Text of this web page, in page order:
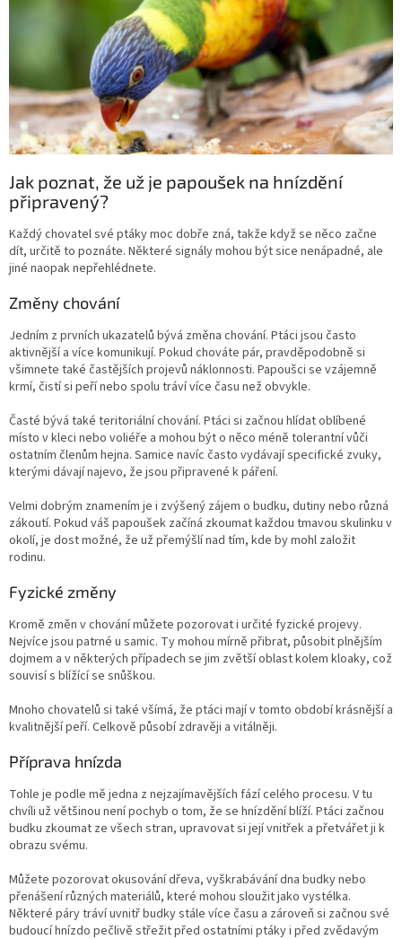
Jak poznat, že už je papoušek na hnízdění
připravený?
Každý chovatel své ptáky moc dobře zná, takže když se něco začne
dít, určitě to poznáte. Některé signály mohou být sice nenápadné, ale
jiné naopak nepřehlédnete.
Změny chování
Jedním z prvních ukazatelů bývá změna chování. Ptáci jsou často
aktivnější a více komunikují. Pokud chováte pár, pravděpodobně si
všimnete také častějších projevů náklonnosti. Papoušci se vzájemně
krmí, čistí si peří nebo spolu tráví více času než obvykle.
Časté bývá také teritoriální chování. Ptáci si začnou hlídat oblíbené
místo v kleci nebo voliéře a mohou být o něco méně tolerantní vůči
ostatním členům hejna. Samice navíc často vydávají specifické zvuky,
kterými dávají najevo, že jsou připravené k páření.
Velmi dobrým znamením je i zvýšený zájem o budku, dutiny nebo různá
zákoutí. Pokud váš papoušek začíná zkoumat každou tmavou skulinku v
okolí, je dost možné, že už přemýšlí nad tím, kde by mohl založit
rodinu.
Fyzické změny
Kromě změn v chování můžete pozorovat i určité fyzické projevy.
Nejvíce jsou patrné u samic. Ty mohou mírně přibrat, působit plnějším
dojmem a v některých případech se jim zvětší oblast kolem kloaky, což
souvisí s blížící se snůškou.
Mnoho chovatelů si také všímá, že ptáci mají v tomto období krásnější a
kvalitnější peří. Celkově působí zdravěji a vitálněji.
Příprava hnízda
Tohle je podle mě jedna z nejzajímavějších fází celého procesu. V tu
chvíli už většinou není pochyb o tom, že se hnízdění blíží. Ptáci začnou
budku zkoumat ze všech stran, upravovat si její vnitřek a přetvářet ji k
obrazu svému.
Můžete pozorovat okusování dřeva, vyškrabávání dna budky nebo
přenášení různých materiálů, které mohou sloužit jako vystélka.
Některé páry tráví uvnitř budky stále více času a zároveň si začnou své
budoucí hnízdo pečlivě střežit před ostatními ptáky i před zvědavým